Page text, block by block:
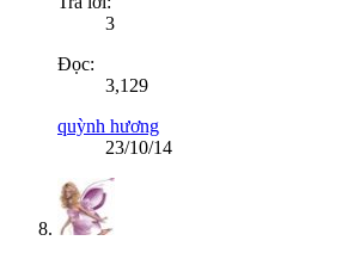
3
Đọc:
3,129
quỳnh hương
23/10/14